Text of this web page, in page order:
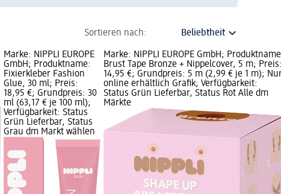
Sortieren nach:
Marke: NIPPLI EUROPE
GmbH; Produktname:
Fixierkleber Fashion
Glue, 30 ml; Preis:
18,95 €; Grundpreis: 30
ml (63,17 € je 100 ml);
Verfügbarkeit: Status
Grün Lieferbar, Status
Grau dm Markt wählen
Marke: NIPPLI EUROPE GmbH;
Brust Tape Bronze + Nippelcover, 5 m;
14,95 €; Grundpreis: 5 m (2,99 € je 1 m);
online erhältlich Grafik; Verfügbarkeit:
Status Grün Lieferbar, Status Rot Alle dm
Märkte